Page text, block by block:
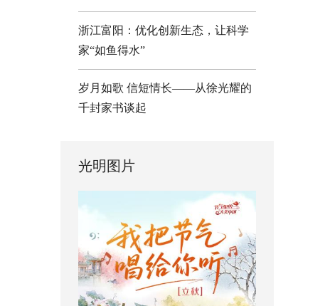
浙江富阳：优化创新生态，让科学
家“如鱼得水”
岁月如歌 信短情长——从徐光耀的
千封家书谈起
光明图片